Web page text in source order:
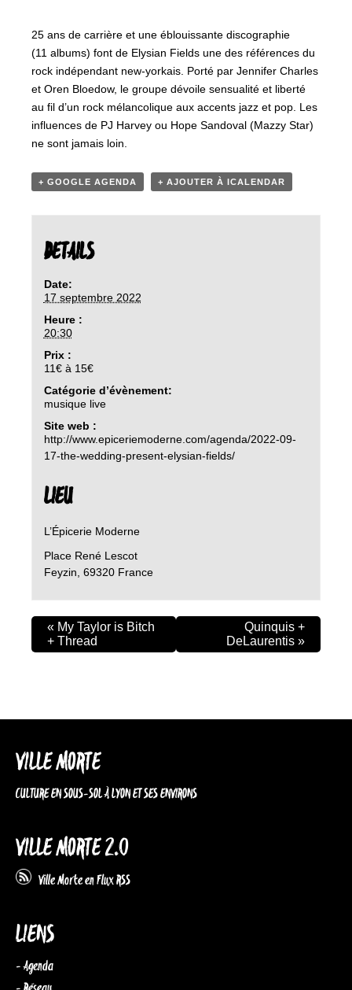
25 ans de carrière et une éblouissante discographie
(11 albums) font de Elysian Fields une des références du
rock indépendant new-yorkais. Porté par Jennifer Charles
et Oren Bloedow, le groupe dévoile sensualité et liberté
au fil d’un rock mélancolique aux accents jazz et pop. Les
influences de PJ Harvey ou Hope Sandoval (Mazzy Star)
ne sont jamais loin.
+ GOOGLE AGENDA + AJOUTER À ICALENDAR
DETAILS
Date:
17 septembre 2022
Heure :
20:30
Prix :
11€ à 15€
Catégorie d’évènement:
musique live
Site web :
http://www.epiceriemoderne.com/agenda/2022-09-
17-the-wedding-present-elysian-fields/
LIEU
L’Épicerie Moderne
Place René Lescot
Feyzin 69320 France
« My Taylor is Bitch
+ Thread
Quinquis +
DeLaurentis »
VILLE MORTE
CULTURE EN SOUS-SOL À LYON ET SES ENVIRONS
VILLE MORTE 2.0
Ville Morte en Flux RSS
LIENS
- Agenda